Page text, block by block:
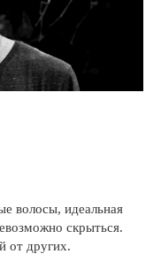
волосы, идеальная
скрыться.
от других.